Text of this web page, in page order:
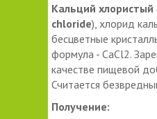
Кальций хлористый
chloride), хлорид
бесцветные
формула - CaCl2.
качестве пищевой
Считается
Получение: